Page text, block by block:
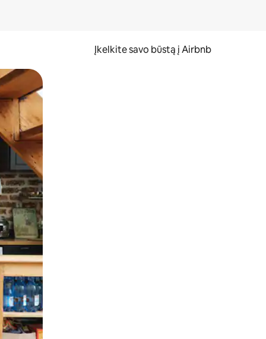
Įkelkite savo būstą į Airbnb
ekraną.